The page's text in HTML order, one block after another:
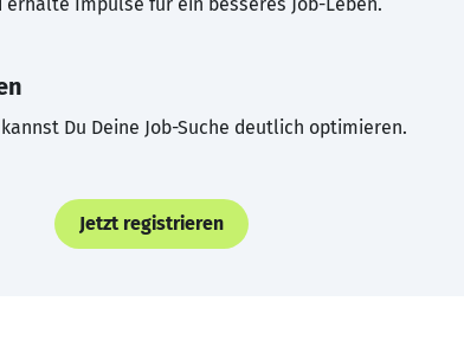
Du Deine Job-Suche deutlich optimieren.
Jetzt registrieren